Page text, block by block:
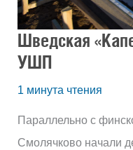
Шведская
УШП
1 минута чтения
Параллельно с
Смолячково начали